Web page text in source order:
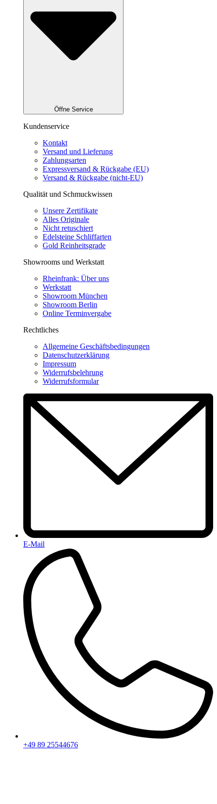
Öffne Service
Kundenservice
Kontakt
Versand und Lieferung
Zahlungsarten
Expressversand & Rückgabe (EU)
Versand & Rückgabe (nicht-EU)
Qualität und Schmuckwissen
Unsere Zertifikate
Alles Originale
Nicht retuschiert
Edelsteine Schliffarten
Gold Reinheitsgrade
Showrooms und Werkstatt
Rheinfrank: Über uns
Werkstatt
Showroom München
Showroom Berlin
Online Terminvergabe
Rechtliches
Allgemeine Geschäftsbedingungen
Datenschutzerklärung
Impressum
Widerrufsbelehrung
Widerrufsformular
E-Mail
+49 89 25544676